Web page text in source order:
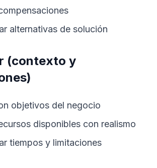
alternativas de solución
(contexto y
objetivos del negocio
disponibles con realismo
tiempos y limitaciones